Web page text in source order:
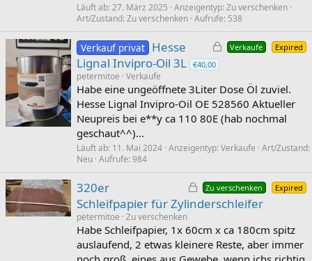
Läuft ab 27. März 2025 Anzeigentyp Zu verschenken
Art/Zustand Zu verschenken Aufrufe 538
G
p
e
r
t
Verkaufe Expired
Verkauf privat Hesse
Lignal Invipro-Oil 3L €40,00
petermitoe Verkaufe
Habe eine ungeöffnete 3Liter Dose Öl zuviel.
Hesse Lignal Invipro-Oil OE 528560 Aktueller
Neupreis bei e**y ca 110 80E (hab nochmal
geschaut^^)...
Läuft ab 11. Mai 2024 Anzeigentyp Verkaufe Art/Zustand
Neu Aufrufe 984
G
e
p
e
Zu verschenken Expired
320er
Schleifpapier für Zylinderschleifer
petermitoe Zu verschenken
Habe Schleifpapier, 1x 60cm x ca 180cm spitz
auslaufend, 2 etwas kleinere Reste, aber immer